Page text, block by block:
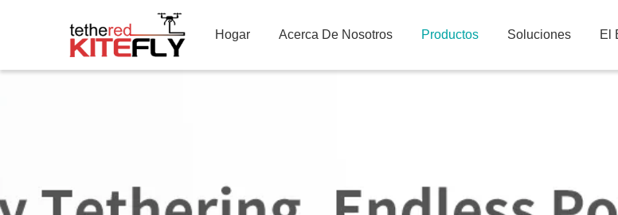
Hogar Acerca De Nosotros Productos Soluciones El